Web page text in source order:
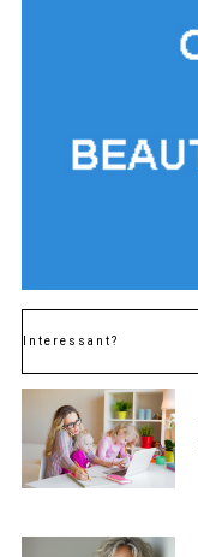
Interessant?